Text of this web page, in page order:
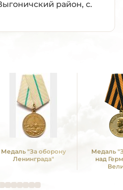
район, с.
Медаль "За оборону
Ленинграда"
Медаль
над